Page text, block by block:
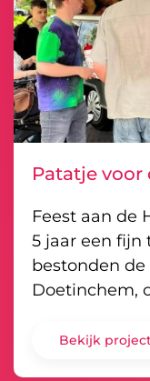
Patatje
Feest aan de
5 jaar een fijn
bestonden
Doetinchem,
Bekijk